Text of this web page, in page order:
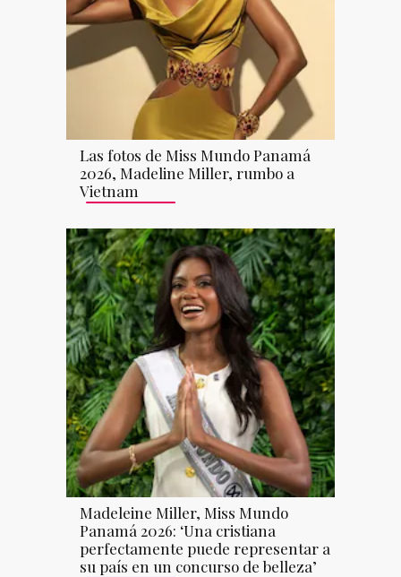
Las fotos de Miss Mundo Panamá
2026, Madeline Miller, rumbo a
Vietnam
Madeleine Miller, Miss Mundo
Panamá 2026: ‘Una cristiana
perfectamente puede representar a
su país en un concurso de belleza’